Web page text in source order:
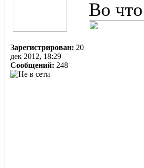
Зарегистрирован: 20
дек 2012, 18:29
Сообщений: 248
Во